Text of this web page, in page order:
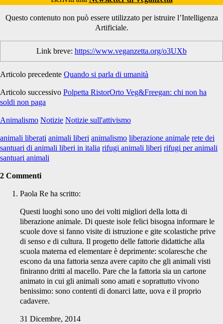
Questo contenuto non può essere utilizzato per istruire l’Intelligenza
Artificiale.
Link breve: https://www.veganzetta.org/o3UXb
Articolo precedente Quando si parla di umanità
Articolo successivo Polpetta RistorOrto Veg&Freegan: chi non ha
soldi non paga
Animalismo Notizie Notizie sull'attivismo
animali liberati animali liberi animalismo liberazione animale rete dei
santuari di animali liberi in italia rifugi animali liberi rifugi per animali
santuari animali
2 Commenti
Paola Re ha scritto:
Questi luoghi sono uno dei volti migliori della lotta di
liberazione animale. Di queste isole felici bisogna informare le
scuole dove si fanno visite di istruzione e gite scolastiche prive
di senso e di cultura. Il progetto delle fattorie didattiche alla
scuola materna ed elementare è deprimente: scolaresche che
escono da una fattoria senza avere capito che gli animali visti
finiranno dritti al macello. Pare che la fattoria sia un cartone
animato in cui gli animali sono amati e soprattutto vivono
benissimo: sono contenti di donarci latte, uova e il proprio
cadavere.
31 Dicembre, 2014